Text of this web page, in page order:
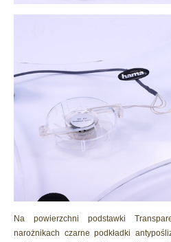
Na powierzchni podstawki
narożnikach czarne podkładki